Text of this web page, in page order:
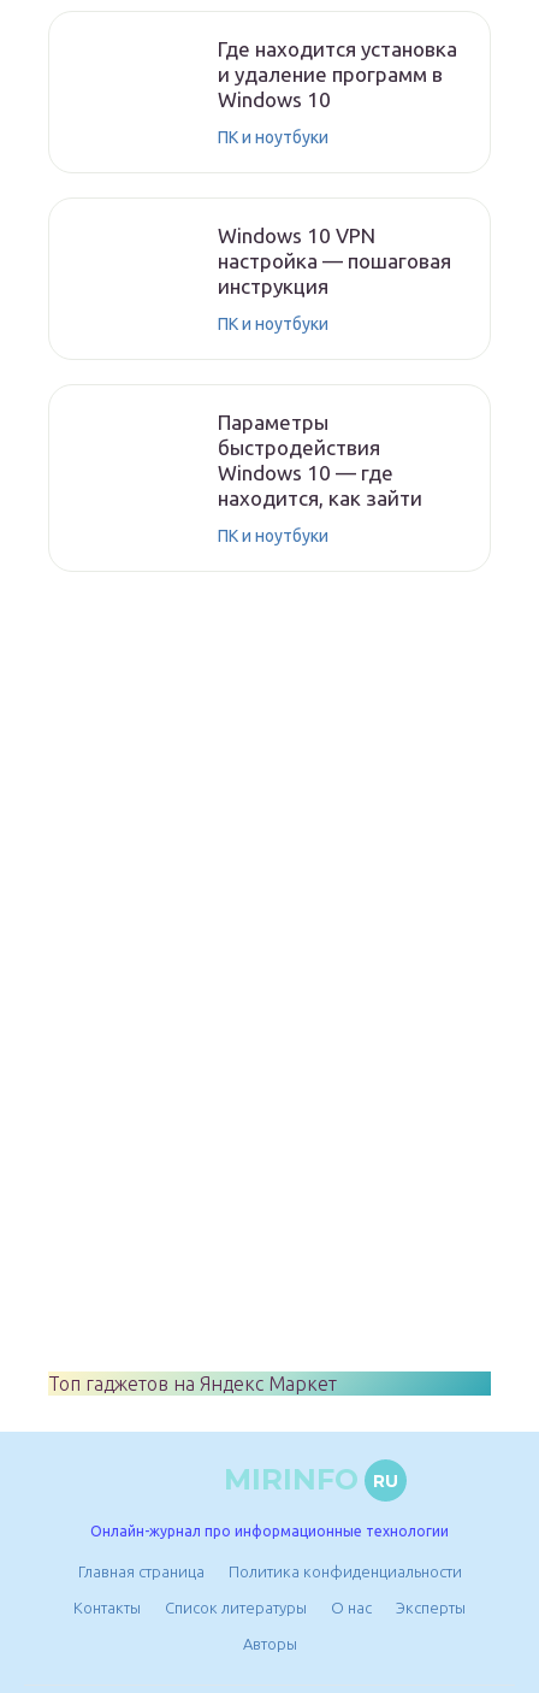
Где находится установка
и удаление программ в
Windows 10
ПК и ноутбуки
Windows 10 VPN
настройка — пошаговая
инструкция
ПК и ноутбуки
Параметры
быстродействия
Windows 10 — где
находится, как зайти
ПК и ноутбуки
Топ гаджетов на Яндекс Маркет
MIRINFO RU
Онлайн-журнал про информационные технологии
Главная страница Политика конфиденциальности
Контакты Список литературы О нас Эксперты
Авторы